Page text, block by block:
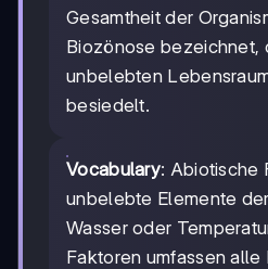
Gesamtheit der
Biozönose bezeichnet,
unbelebten
besiedelt.
Vocabulary: Abiotische
unbelebte Elemente
Wasser oder
Faktoren umfassen